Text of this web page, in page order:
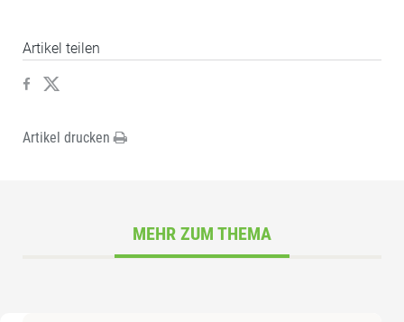
Artikel teilen
Artikel drucken
MEHR ZUM THEMA